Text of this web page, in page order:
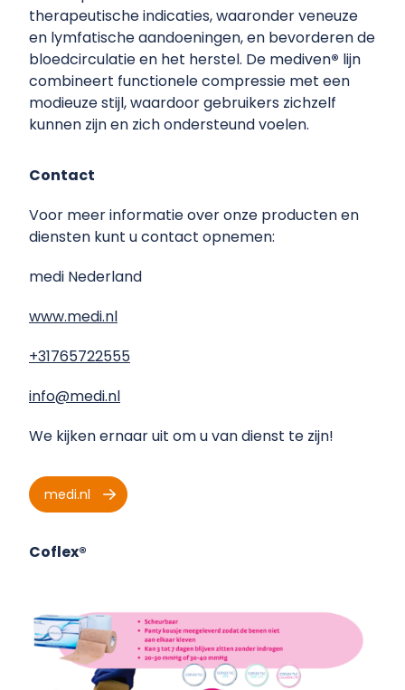
therapeutische indicaties, waaronder veneuze
en lymfatische aandoeningen, en bevorderen de
bloedcirculatie en het herstel. De mediven® lijn
combineert functionele compressie met een
modieuze stijl, waardoor gebruikers zichzelf
kunnen zijn en zich ondersteund voelen.
Contact
Voor meer informatie over onze producten en
diensten kunt u contact opnemen:
medi Nederland
www.medi.nl
+31765722555
info@medi.nl
We kijken ernaar uit om u van dienst te zijn!
medi.nl
Coflex®